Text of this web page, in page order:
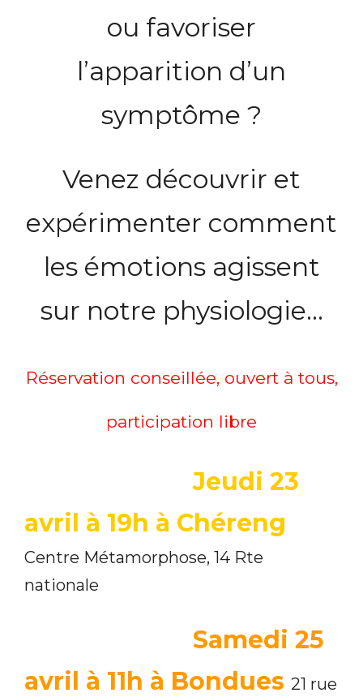
ou favoriser
l’apparition d’un
symptôme ?
Venez découvrir et
expérimenter comment
les émotions agissent
sur notre physiologie…
Réservation conseillée, ouvert à tous,
participation libre
Jeudi 23
avril à 19h à Chéreng
Centre Métamorphose, 14 Rte
nationale
Samedi 25
avril à 11h à Bondues 21 rue